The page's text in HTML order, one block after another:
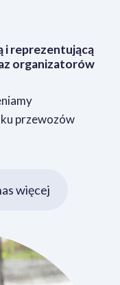
i reprezentującą
organizatorów
przewozów
więcej